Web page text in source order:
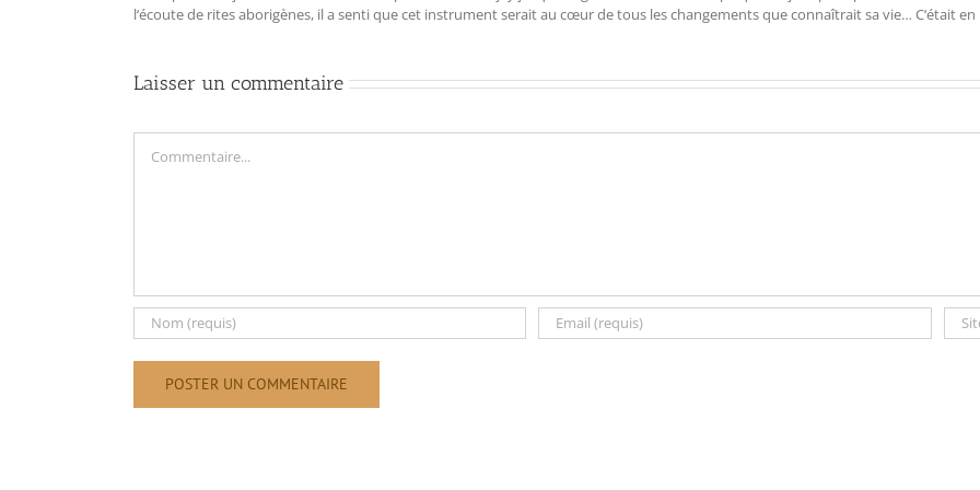
l‘écoute de rites aborigènes, il a senti que cet instrument serait au cœur de tous les changements que connaîtrait sa vie… C‘était en
Laisser un commentaire